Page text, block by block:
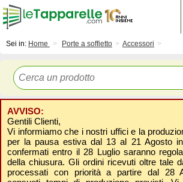
Sei in: Home Porte a soffietto Accessori
AVVISO:
Gentili Clienti,
Vi informiamo che i nostri uffici e la
per la pausa estiva dal 13 al 21 Agosto
confermati entro il 28 Luglio saranno
della chiusura. Gli ordini ricevuti oltre tale
processati con priorità a partire dal 28